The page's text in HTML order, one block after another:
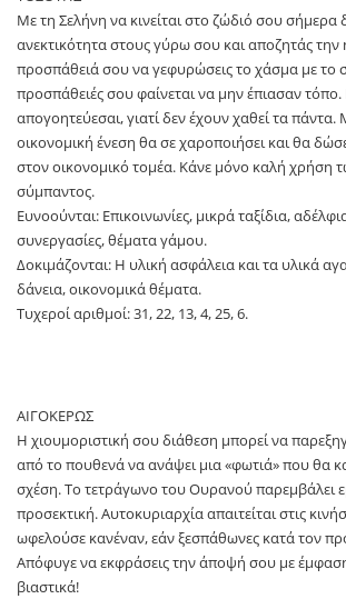
Με τη Σελήνη να κινείται στο ζώδιό σου σήμερα
ανεκτικότητα στους γύρω σου και αποζητάς
προσπάθειά σου να γεφυρώσεις το χάσμα με το
προσπάθειές σου φαίνεται να μην έπιασαν
απογοητεύεσαι, γιατί δεν έχουν χαθεί τα πάντα.
οικονομική ένεση θα σε χαροποιήσει και θα
στον οικονομικό τομέα. Κάνε μόνο καλή χρήση
σύμπαντος.
Ευνοούνται: Επικοινωνίες, μικρά ταξίδια,
συνεργασίες, θέματα γάμου.
Δοκιμάζονται: Η υλική ασφάλεια και τα υλικά
δάνεια, οικονομικά θέματα.
Τυχεροί αριθμοί: 31, 22, 13, 4, 25, 6.
ΑΙΓΟΚΕΡΩΣ
Η χιουμοριστική σου διάθεση μπορεί να
από το πουθενά να ανάψει μια «φωτιά» που θα
σχέση. Το τετράγωνο του Ουρανού παρεμβάλει
προσεκτική. Αυτοκυριαρχία απαιτείται στις
ωφελούσε κανέναν, εάν ξεσπάθωνες κατά τον
Απόφυγε να εκφράσεις την άποψή σου με
βιαστικά!